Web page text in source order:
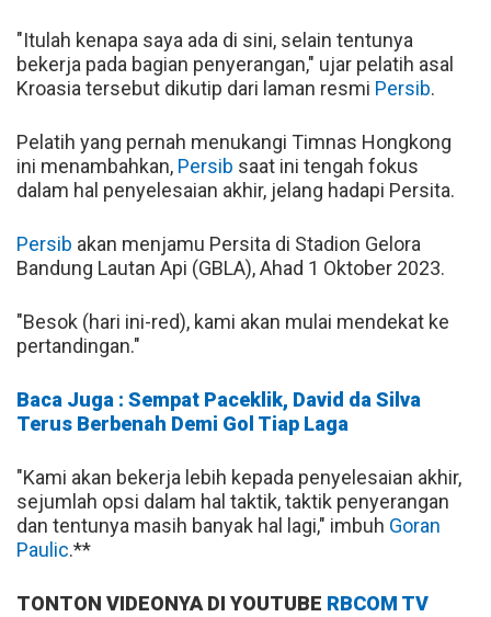
"Itulah kenapa saya ada di sini, selain tentunya
bekerja pada bagian penyerangan," ujar pelatih asal
Kroasia tersebut dikutip dari laman resmi Persib.
Pelatih yang pernah menukangi Timnas Hongkong
ini menambahkan, Persib saat ini tengah fokus
dalam hal penyelesaian akhir, jelang hadapi Persita.
Persib akan menjamu Persita di Stadion Gelora
Bandung Lautan Api (GBLA), Ahad 1 Oktober 2023.
"Besok (hari ini-red), kami akan mulai mendekat ke
pertandingan."
Baca Juga : Sempat Paceklik, David da Silva
Terus Berbenah Demi Gol Tiap Laga
"Kami akan bekerja lebih kepada penyelesaian akhir,
sejumlah opsi dalam hal taktik, taktik penyerangan
dan tentunya masih banyak hal lagi," imbuh Goran
Paulic.**
TONTON VIDEONYA DI YOUTUBE RBCOM TV